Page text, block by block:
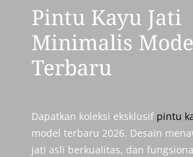
Pintu Kayu Jati
Minimalis
Terbaru
Dapatkan koleksi eksklusif pintu
model terbaru 2026. Desain
jati asli berkualitas, dan